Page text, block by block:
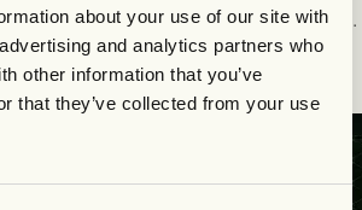
about your use of our site with
and analytics partners who
other information that you’ve
that they’ve collected from your use
Ullevi med avspark kl 19.00! Fredrik
har tagit ut följande trupp till